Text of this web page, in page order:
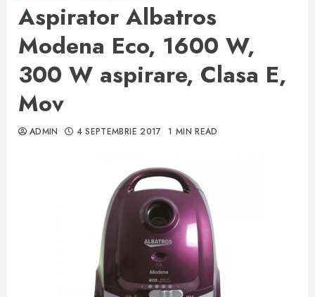
Aspirator Albatros
Modena Eco, 1600 W,
300 W aspirare, Clasa E,
Mov
ADMIN 4 SEPTEMBRIE 2017 1 MIN READ